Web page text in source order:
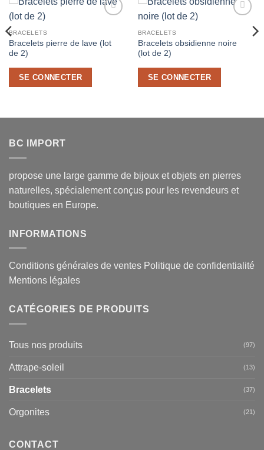
de
souhaits
BRACELETS
Bracelets pierre de lave (lot
de 2)
SE CONNECTER
souhaits
BRACELETS
Bracelets obsidienne noire
(lot de 2)
SE CONNECTER
BC IMPORT
propose une large gamme de bijoux et objets en pierres
naturelles, spécialement conçus pour les revendeurs et
boutiques en Europe.
INFORMATIONS
Conditions générales de ventes Politique de confidentialité
Mentions légales
CATÉGORIES DE PRODUITS
Tous nos produits (97)
Attrape-soleil (13)
Bracelets (37)
Orgonites (21)
CONTACT